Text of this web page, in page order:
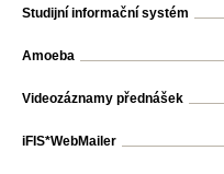
Studijní informační systém
Amoeba
Videozáznamy přednášek
iFIS*WebMailer